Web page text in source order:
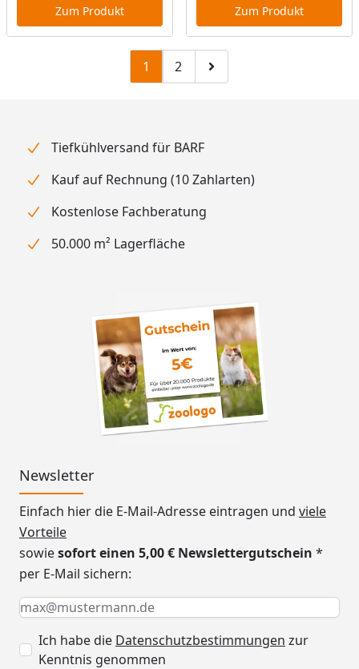
Zum Produkt Zum Produkt
1 Zu Seite 2
2 Zur nächsten Seite
Tiefkühlversand für BARF
Kauf auf Rechnung (10 Zahlarten)
Kostenlose Fachberatung
50.000 m² Lagerfläche
Newsletter
Einfach hier die E-Mail-Adresse eintragen und viele
Vorteile
sowiesofort einen 5,00 € Newslettergutschein *
per E-Mail sichern:
Keine Eingabe erforderlich
Eingabe erforderlich
E-Mail *
Ich habe die Datenschutzbestimmungen zur
Kenntnis genommen